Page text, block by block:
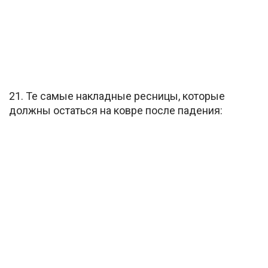
21. Те самые накладные ресницы, которые
должны остаться на ковре после падения: